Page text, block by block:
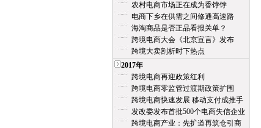
农村电商市场正在成为香饽饽
电商下乡在供需之间修通高速路
海淘商品是否正品看报关单？
跨境电商大会《北京宣言》发布
跨境大卖剖析时下热点
2017年
跨境电商再迎政策红利
跨境电商零监管过渡期政策扩围
跨境电商快速发展 移动支付成推手
发改委发布首批500个电商失信企业
跨境电商产业：先扩道再筑仓引商